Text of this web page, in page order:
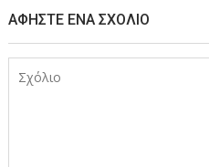
ΑΦΉΣΤΕ ΈΝΑ ΣΧΌΛΙΟ